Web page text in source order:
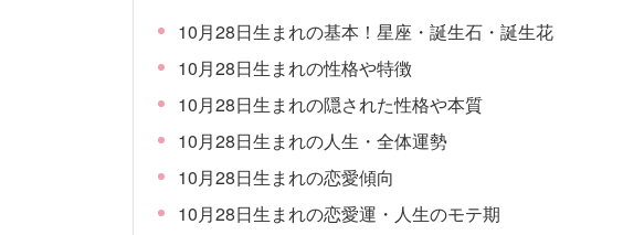
10月28日生まれの基本！星座・誕生石・誕生花
10月28日生まれの性格や特徴
10月28日生まれの隠された性格や本質
10月28日生まれの人生・全体運勢
10月28日生まれの恋愛傾向
10月28日生まれの恋愛運・人生のモテ期